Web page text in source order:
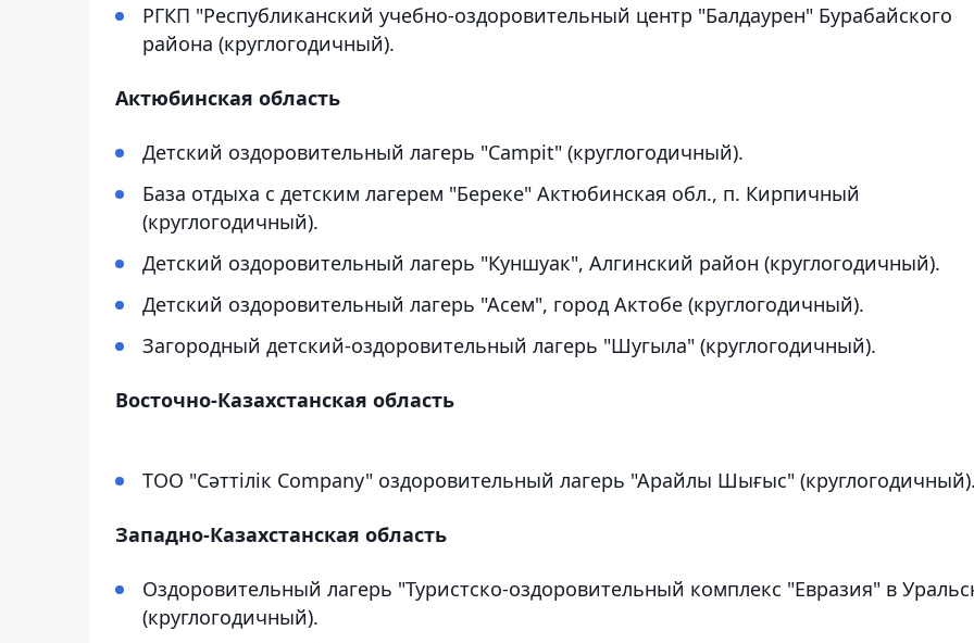
РГКП "Республиканский учебно-оздоровительный центр "Балдаурен" Бурабайского
района (круглогодичный).
Актюбинская область
Детский оздоровительный лагерь "Campit" (круглогодичный).
База отдыха с детским лагерем "Береке" Актюбинская обл., п. Кирпичный
(круглогодичный).
Детский оздоровительный лагерь "Куншуак", Алгинский район (круглогодичный).
Детский оздоровительный лагерь "Асем", город Актобе (круглогодичный).
Загородный детский-оздоровительный лагерь "Шугыла" (круглогодичный).
Восточно-Казахстанская область
ТОО "Сәттілік Company" оздоровительный лагерь "Арайлы Шығыс"
Западно-Казахстанская область
Оздоровительный лагерь "Туристско-оздоровительный комплекс "Евразия" в
(круглогодичный).